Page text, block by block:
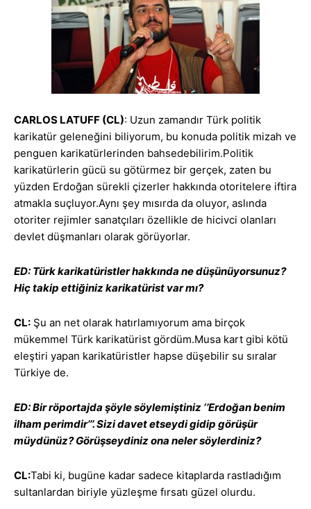
CARLOS LATUFF (CL): Uzun zamandır Türk politik
karikatür geleneğini biliyorum, bu konuda politik mizah ve
penguen karikatürlerinden bahsedebilirim.Politik
karikatürlerin gücü su götürmez bir gerçek, zaten bu
yüzden Erdoğan sürekli çizerler hakkında otoritelere iftira
atmakla suçluyor.Aynı şey mısırda da oluyor, aslında
otoriter rejimler sanatçıları özellikle de hicivci olanları
devlet düşmanları olarak görüyorlar.
ED: Türk karikatüristler hakkında ne düşünüyorsunuz?
Hiç takip ettiğiniz karikatürist var mı?
CL: Şu an net olarak hatırlamıyorum ama birçok
mükemmel Türk karikatürist gördüm.Musa kart gibi kötü
eleştiri yapan karikatüristler hapse düşebilir su sıralar
Türkiye de.
ED: Bir röportajda şöyle söylemiştiniz ‘’Erdoğan benim
ilham perimdir’’’. Sizi davet etseydi gidip görüşür
müydünüz? Görüşseydiniz ona neler söylerdiniz?
CL:Tabi ki, bugüne kadar sadece kitaplarda rastladığım
sultanlardan biriyle yüzleşme fırsatı güzel olurdu.